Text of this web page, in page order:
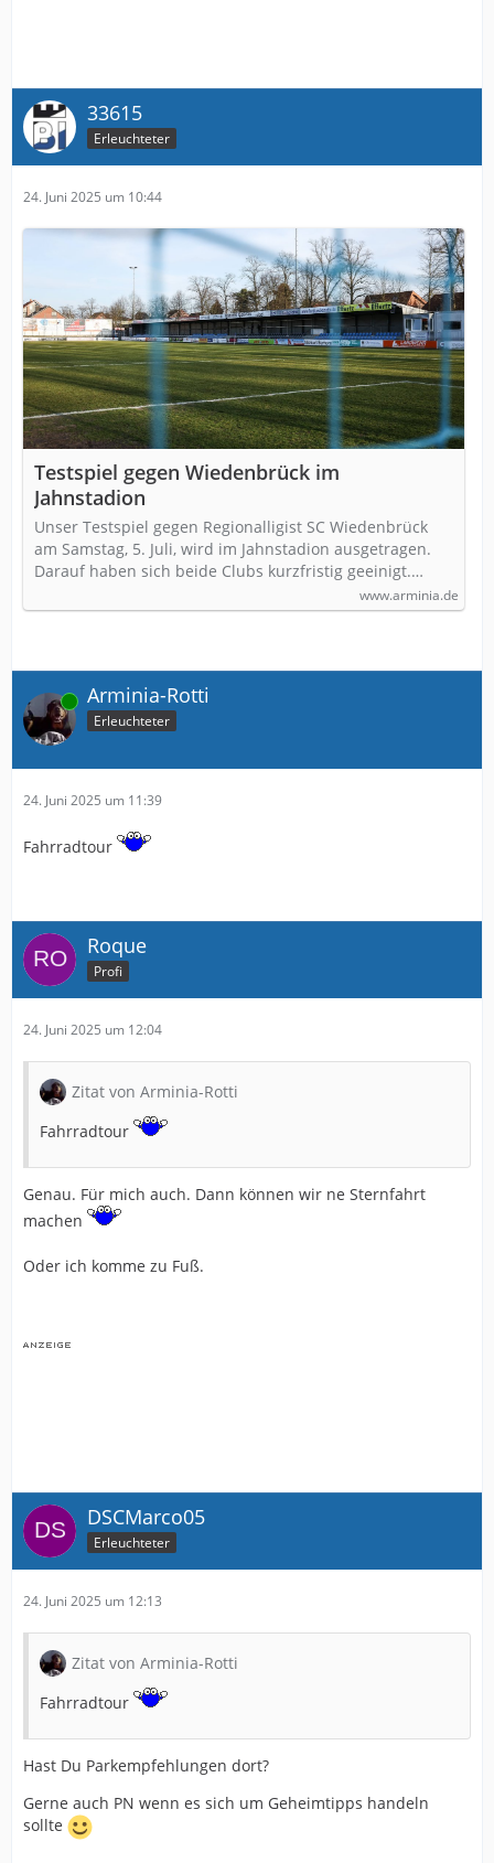
33615
Erleuchteter
24. Juni 2025 um 10:44
Testspiel gegen Wiedenbrück im
Jahnstadion
Unser Testspiel gegen Regionalligist SC Wiedenbrück
am Samstag, 5. Juli, wird im Jahnstadion ausgetragen.
Darauf haben sich beide Clubs kurzfristig geeinigt.…
www.arminia.de
Online Arminia-Rotti
Erleuchteter
24. Juni 2025 um 11:39
Fahrradtour
Roque
Profi
24. Juni 2025 um 12:04
Zitat von Arminia-Rotti
Fahrradtour
Genau. Für mich auch. Dann können wir ne Sternfahrt
machen
Oder ich komme zu Fuß.
DSCMarco05
Erleuchteter
24. Juni 2025 um 12:13
Zitat von Arminia-Rotti
Fahrradtour
Hast Du Parkempfehlungen dort?
Gerne auch PN wenn es sich um Geheimtipps handeln
sollte